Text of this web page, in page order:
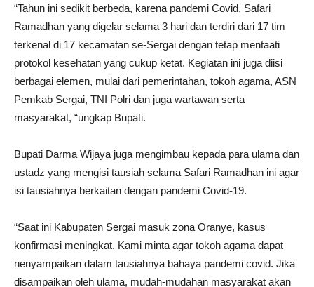
“Tahun ini sedikit berbeda, karena pandemi Covid, Safari
Ramadhan yang digelar selama 3 hari dan terdiri dari 17 tim
terkenal di 17 kecamatan se-Sergai dengan tetap mentaati
protokol kesehatan yang cukup ketat. Kegiatan ini juga diisi
berbagai elemen, mulai dari pemerintahan, tokoh agama, ASN
Pemkab Sergai, TNI Polri dan juga wartawan serta
masyarakat, “ungkap Bupati.
Bupati Darma Wijaya juga mengimbau kepada para ulama dan
ustadz yang mengisi tausiah selama Safari Ramadhan ini agar
isi tausiahnya berkaitan dengan pandemi Covid-19.
“Saat ini Kabupaten Sergai masuk zona Oranye, kasus
konfirmasi meningkat. Kami minta agar tokoh agama dapat
nenyampaikan dalam tausiahnya bahaya pandemi covid. Jika
disampaikan oleh ulama, mudah-mudahan masyarakat akan